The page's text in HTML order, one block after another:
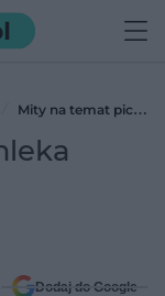
Mity na temat picia
Dodaj do Google